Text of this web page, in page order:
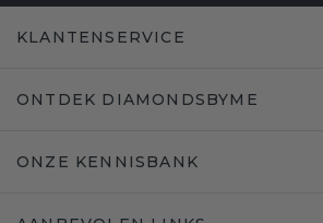
KLANTENSERVICE
ONTDEK DIAMONDSBYME
ONZE KENNISBANK